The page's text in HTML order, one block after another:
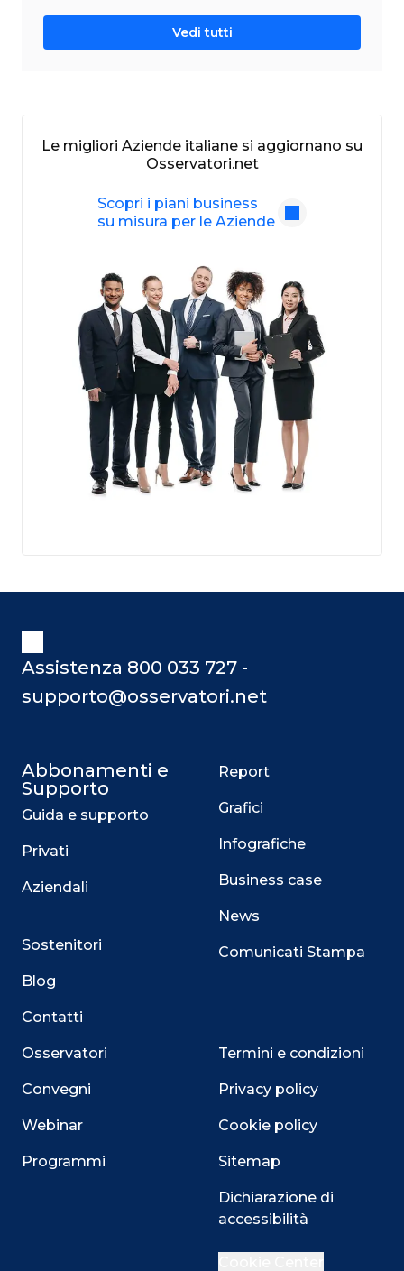
Vedi tutti
Le migliori Aziende italiane si aggiornano su
Osservatori.net
Scopri i piani business
su misura per le Aziende
Assistenza 800 033 727 -
supporto@osservatori.net
Abbonamenti e
Supporto
Guida e supporto
Privati
Aziendali
Sostenitori
Blog
Contatti
Osservatori
Convegni
Webinar
Programmi
Report
Grafici
Infografiche
Business case
News
Comunicati Stampa
Termini e condizioni
Privacy policy
Cookie policy
Sitemap
Dichiarazione di
accessibilità